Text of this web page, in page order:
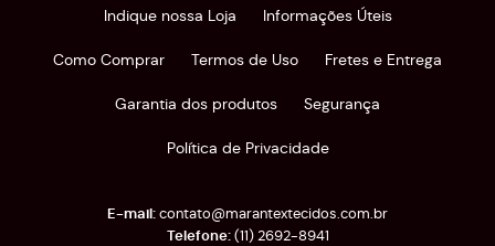
Indique nossa Loja Informações Úteis
Como Comprar Termos de Uso Fretes e Entrega
Garantia dos produtos Segurança
Política de Privacidade
(11)2692-8941
contato@marantextecidos.com.br